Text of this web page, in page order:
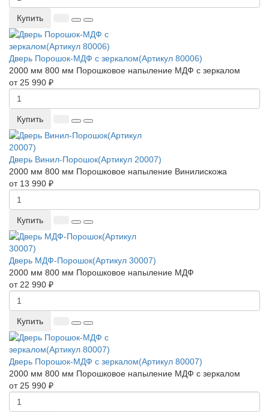
Купить
Дверь Порошок-МДФ с зеркалом(Артикул 80006)
2000 мм 800 мм Порошковое напыление МДФ с зеркалом
от 25 990 ₽
Купить
Дверь Винил-Порошок(Артикул 20007)
2000 мм 800 мм Порошковое напыление Винилискожа
от 13 990 ₽
Купить
Дверь МДФ-Порошок(Артикул 30007)
2000 мм 800 мм Порошковое напыление МДФ
от 22 990 ₽
Купить
Дверь Порошок-МДФ с зеркалом(Артикул 80007)
2000 мм 800 мм Порошковое напыление МДФ с зеркалом
от 25 990 ₽